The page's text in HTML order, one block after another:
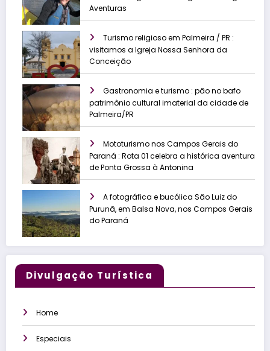
Aventuras
Turismo religioso em Palmeira / PR :
visitamos a Igreja Nossa Senhora da
Conceição
Gastronomia e turismo : pão no bafo
patrimônio cultural imaterial da cidade de
Palmeira/PR
Mototurismo nos Campos Gerais do
Paraná : Rota 01 celebra a histórica aventura
de Ponta Grossa à Antonina
A fotográfica e bucólica São Luiz do
Purunã, em Balsa Nova, nos Campos Gerais
do Paraná
Divulgação Turística
Home
Especiais